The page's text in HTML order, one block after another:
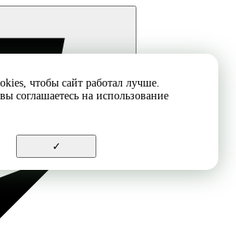
чтобы сайт работал лучше.
соглашаетесь на использование
✓